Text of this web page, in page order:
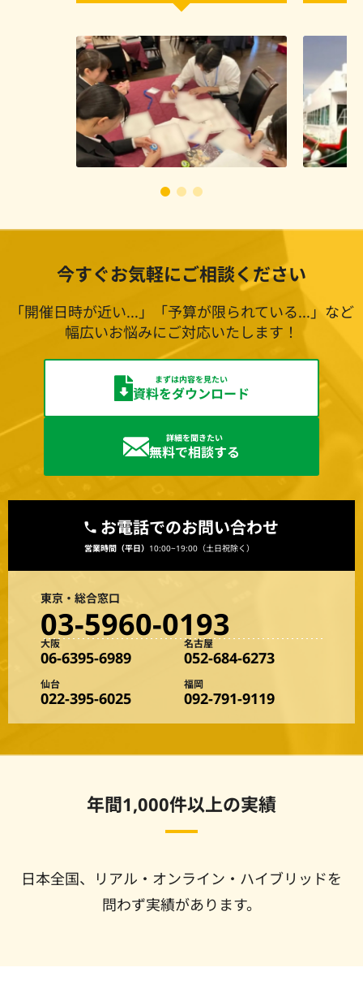
今すぐお気軽にご相談ください
「開催日時が近い...」「予算が限られている...」など
幅広いお悩みにご対応いたします！
まずは内容を見たい
資料をダウンロード
詳細を聞きたい
無料で相談する
お電話でのお問い合わせ
営業時間（平日） 10:00~19:00（土日祝除く）
東京・総合窓口
03-5960-0193
大阪
06-6395-6989
名古屋
052-684-6273
仙台
022-395-6025
福岡
092-791-9119
年間1,000件以上の実績
日本全国、リアル・オンライン・ハイブリッドを
問わず実績があります。